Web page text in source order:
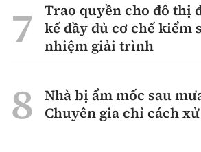
Trao quyền cho đô thị
kế đầy đủ cơ chế kiểm
nhiệm giải trình
Nhà bị ẩm mốc sau
Chuyên gia chỉ cách